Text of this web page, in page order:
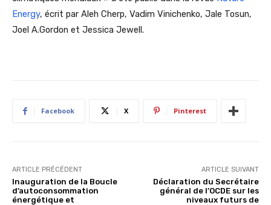
Energy, écrit par Aleh Cherp, Vadim Vinichenko, Jale Tosun,
Joel A.Gordon et Jessica Jewell.
Facebook X Pinterest
ARTICLE PRÉCÉDENT
Inauguration de la Boucle
d’autoconsommation
énergétique et
ARTICLE SUIVANT
Déclaration du Secrétaire
général de l’OCDE sur les
niveaux futurs de